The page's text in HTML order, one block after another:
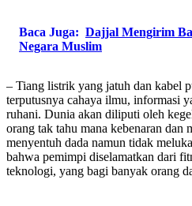
Baca Juga: Dajjal Mengirim
Negara Muslim
– Tiang listrik yang jatuh dan kabel
terputusnya cahaya ilmu, informasi
ruhani. Dunia akan diliputi oleh
orang tak tahu mana kebenaran dan
menyentuh dada namun tidak
bahwa pemimpi diselamatkan dari
teknologi, yang bagi banyak orang